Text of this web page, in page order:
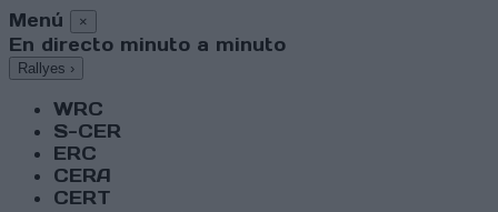
Menú ×
En directo minuto a minuto
Rallyes ›
WRC
S-CER
ERC
CERA
CERT